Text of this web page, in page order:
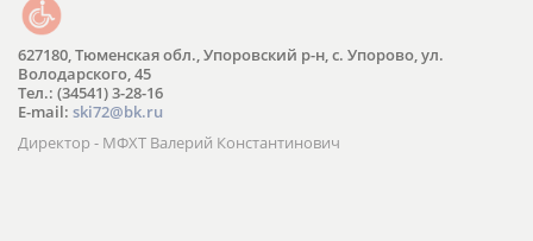
627180, Тюменская обл., Упоровский р-н, с. Упорово, ул.
Володарского, 45
Тел.: (34541) 3-28-16
E-mail: ski72@bk.ru
Директор - МФХТ Валерий Константинович